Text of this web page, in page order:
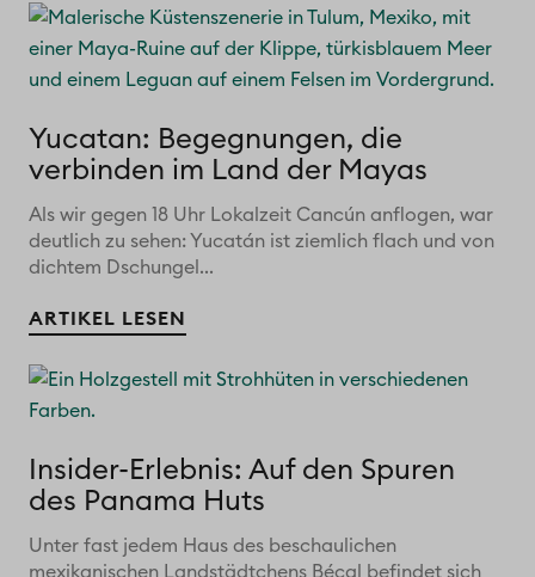
Yucatan: Begegnungen, die
verbinden im Land der Mayas
Als wir gegen 18 Uhr Lokalzeit Cancún anflogen, war
deutlich zu sehen: Yucatán ist ziemlich flach und von
dichtem Dschungel...
ARTIKEL LESEN
Insider-Erlebnis: Auf den Spuren
des Panama Huts
Unter fast jedem Haus des beschaulichen
mexikanischen Landstädtchens Bécal befindet sich